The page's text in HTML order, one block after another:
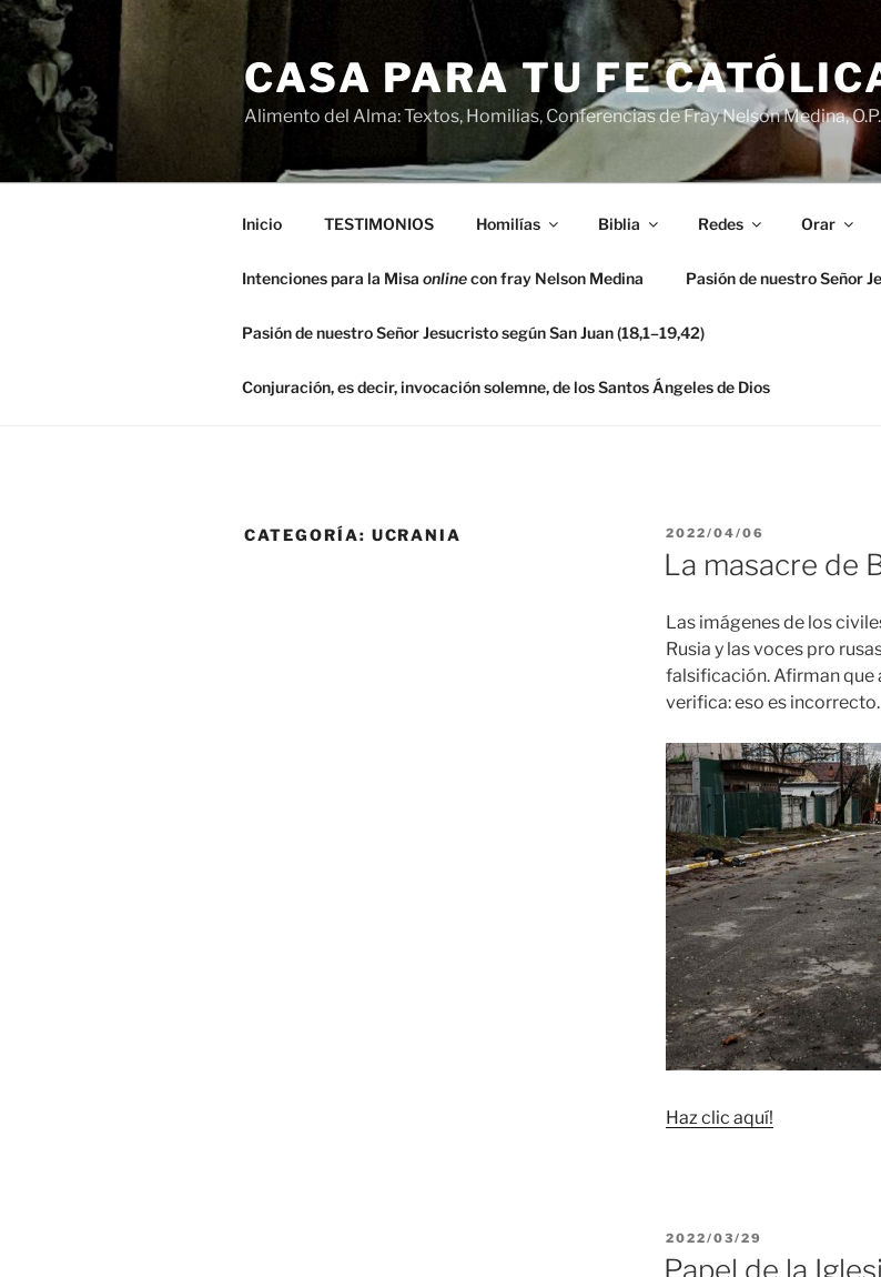
Saltar
contenido
CASA PARA TU FE
Alimento del Alma: Textos, Homilias, Conferencias de Fray Nelson Medina, O.P.
Inicio TESTIMONIOS Homilías Biblia Redes Orar
Intenciones para la Misa onlinecon fray Nelson Medina Pasión de nuestro Señor
Pasión de nuestro Señor Jesucristo según San Juan (18,1–19,42)
Conjuración, es decir, invocación solemne, de los Santos Ángeles de Dios
CATEGORÍA: UCRANIA
PUBLICADO
EL
2022/04/06
La masacre de
Las imágenes de los
Rusia y las voces pro
falsificación. Afirman que
verifica: eso es incorrecto.
Haz clic aquí!
PUBLICADO
EL
2022/03/29
Papel de la